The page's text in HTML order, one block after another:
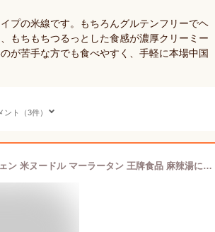
プの米線です。もちろんグルテンフリーでヘ
もちもちつるっとした食感が濃厚クリーミー
が苦手な方でも食べやすく、手軽に本場中国
ト（3件）
冷凍食品 日本国内産 米線 500g 調理必要 ミーシェン 米ヌードル マーラータン 王牌食品 麻辣湯におすすめの具材 ライスヌードル 麻辣湯